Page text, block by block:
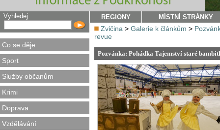
Vyhledej
Co se děje
Sport
Služby občanům
Krimi
Doprava
Vzdělávání
REGIONY MÍSTNÍ STRÁNKY
Zvičina > Galerie k článkům >
revue
Pozvánka: Pohádka Tajemství staré